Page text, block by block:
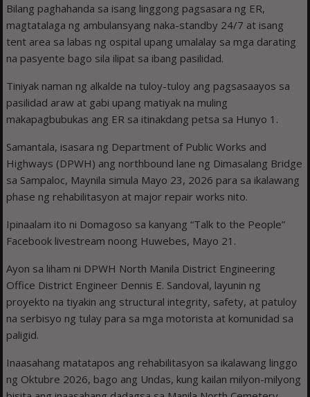
Bilang paghahanda sa isang linggong pagsasara ng ER,
magtatalaga ng ambulansyang naka-standby 24/7 at isang
tent area sa labas ng ospital upang umalalay sa mga darating
na pasyente bago sila ilipat sa ibang pasilidad.
Tiniyak naman ng alkalde na tuloy-tuloy ang pagsasaayos sa
pasilidad araw at gabi upang matiyak na muling
makapagbubukas ang ER sa itinakdang petsa sa Hunyo 1.
Samantala, isasara ng Department of Public Works and
Highways (DPWH) ang northbound lane ng Dimasalang Bridge
sa Sampaloc, Maynila simula Mayo 23, 2026 para sa ikalawang
phase ng rehabilitasyon at major repair works nito.
Ipinaalam ito ni Domagoso sa kanyang “Talk to the People”
Facebook livestream noong Huwebes, Mayo 21.
Ayon sa liham ni DPWH North Manila District Engineering
Office District Engineer Dennis E. Sandoval, layunin ng
proyekto na tiyakin ang structural integrity, safety, at patuloy
na serbisyo ng tulay para sa mga motorista at komunidad sa
paligid.
Inaasahang matatapos ang rehabilitasyon sa ikalawang linggo
ng Oktubre 2026, bago ang Undas, kung kailan milyon-milyong